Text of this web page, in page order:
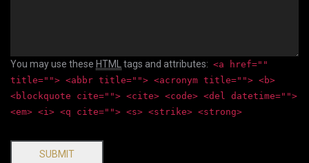
You may use these HTMLtags and attributes: <a href=""
title=""> <abbr title=""> <acronym title=""> <b>
<blockquote cite=""> <cite> <code> <del datetime="">
<em> <i> <q cite=""> <s> <strike> <strong>
SUBMIT